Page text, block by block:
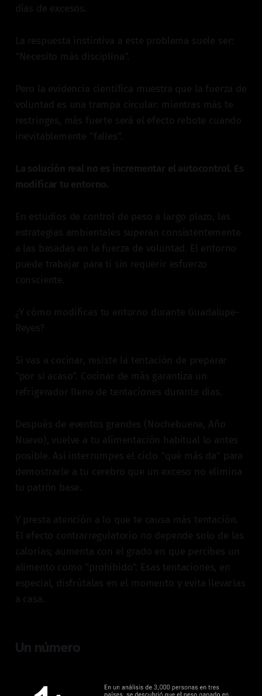
días de excesos.
La respuesta instintiva a este problema suele ser:
"Necesito más disciplina".
Pero la evidencia científica muestra que la fuerza de
voluntad es una trampa circular: mientras más te
restringes, más fuerte será el efecto rebote cuando
inevitablemente "falles".
La solución real no es incrementar el autocontrol. Es
modificar tu entorno.
En estudios de control de peso a largo plazo, las
estrategias ambientales superan consistentemente
a las basadas en la fuerza de voluntad. El entorno
puede trabajar para ti sin requerir esfuerzo
consciente.
¿Y cómo modificas tu entorno durante Guadalupe-
Reyes?
Si vas a cocinar, resiste la tentación de preparar
"por si acaso". Cocinar de más garantiza un
refrigerador lleno de tentaciones durante días.
Después de eventos grandes (Nochebuena, Año
Nuevo), vuelve a tu alimentación habitual lo antes
posible. Así interrumpes el ciclo "qué más da" para
demostrarle a tu cerebro que un exceso no elimina
tu patrón base.
Y presta atención a lo que te causa más tentación.
El efecto contrarregulatorio no depende solo de las
calorías; aumenta con el grado en que percibes un
alimento como "prohibido". Esas tentaciones, en
especial, disfrútalas en el momento y evita llevarlas
a casa.
Un número